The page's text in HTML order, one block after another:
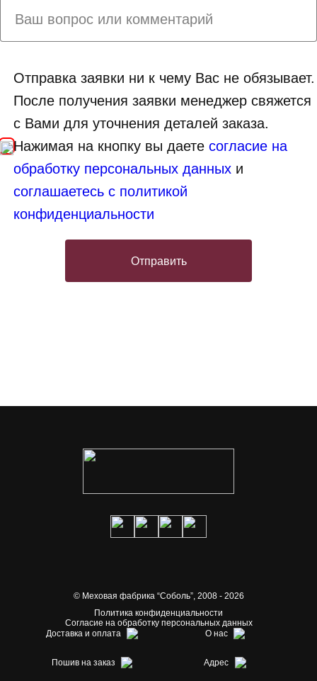
Отправка заявки ни к чему Вас не обязывает.
После получения заявки менеджер свяжется
с Вами для уточнения деталей заказа.
Нажимая на кнопку вы даетесогласие на
обработку персональных данных и
соглашаетесь с политикой
конфиденциальности
Отправить
© Меховая фабрика “Соболь”,2008 - 2026
Политика конфиденциальности
Согласие на обработку персональных данных
Доставка и оплата
О нас
Пошив на заказ Адрес